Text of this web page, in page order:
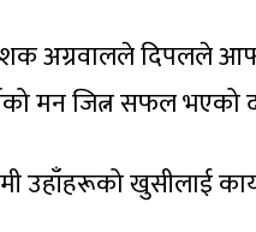
अग्रवालले दिपलले
मन जित्न सफल भएको
उहाँहरूको खुसीलाई